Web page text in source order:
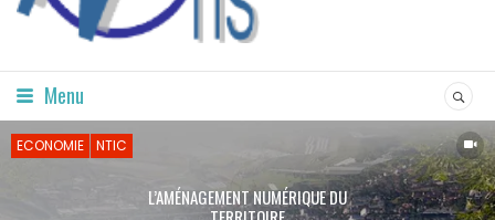
Menu
ECONOMIE NTIC
L’AMÉNAGEMENT NUMÉRIQUE DU